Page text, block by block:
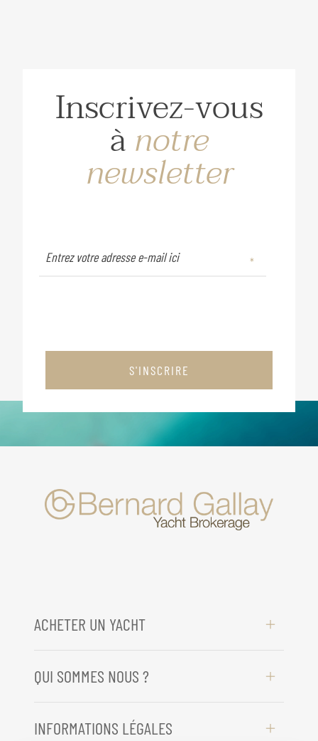
Inscrivez-vous
ànotre
newsletter
S'INSCRIRE
ACHETER UN YACHT
QUI SOMMES NOUS ?
INFORMATIONS LÉGALES